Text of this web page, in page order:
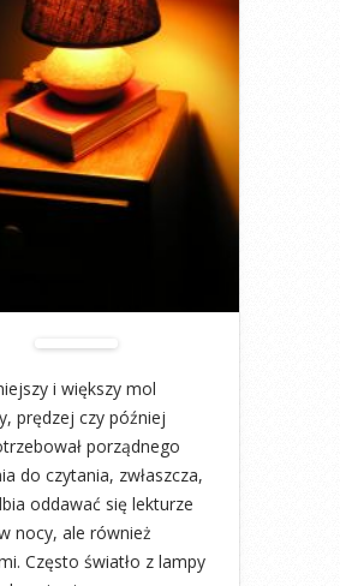
i większy mol
prędzej czy później
porządnego
do czytania, zwłaszcza,
oddawać się lekturze
nocy, ale również
Często światło z lampy